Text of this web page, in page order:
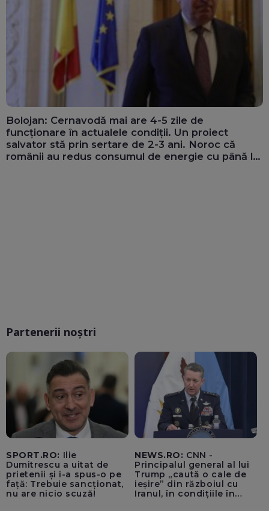
Bolojan: Cernavodă mai are 4-5 zile de
funcționare în actualele condiții. Un proiect
salvator stă prin sertare de 2-3 ani. Noroc că
românii au redus consumul de energie cu până la
Partenerii noștri
SPORT.RO: Ilie
Dumitrescu a uitat de
prietenii și i-a spus-o pe
față: Trebuie sancționat,
nu are nicio scuză!
NEWS.RO: CNN -
Principalul general al lui
Trump „caută o cale de
ieșire” din războiul cu
Iranul, în condițiile în